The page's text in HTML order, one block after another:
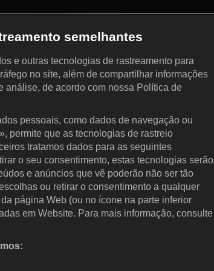
semelhantes
e outras tecnologias de rastreamento para
no site, além de compartilhar informações
análise, de acordo com nossa Política de
pessoais, como dados de navegação ou
permite que as tecnologias de rastreio
tratamos dados para as seguintes
o seu consentimento, estas tecnologias serão
e anúncios que vê poderão não ser tão
ou retirar o consentimento a qualquer
página Web (ou no ícone na parte inferior
em Website. Para mais informação, consulte